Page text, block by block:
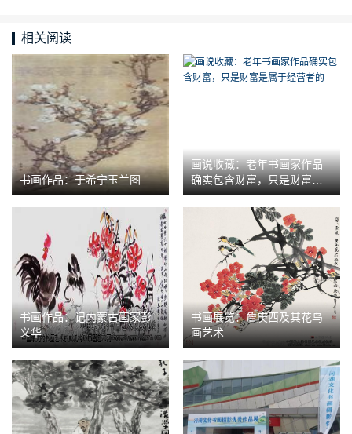
相关阅读
书画作品：于希宁玉兰图
画说收藏：老年书画家作品
确实包含财富，只是财富是
属于经营者的
书画作品：记内蒙古画家彭
义华
书画展览：詹庚西及其花鸟
画艺术